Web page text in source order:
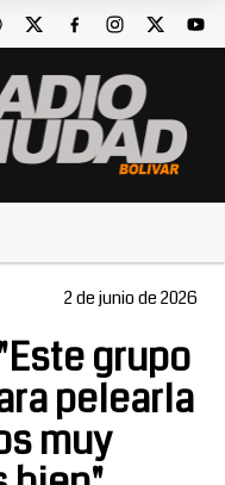
2 de junio de 2026
grupo
pelearla
muy